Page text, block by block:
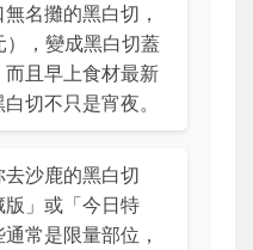
名攤的黑白切，
），變成黑白切蓋
且早上食材最新
切不只是宵夜。
沙鹿的黑白切
」或「今日特
常是限量部位，